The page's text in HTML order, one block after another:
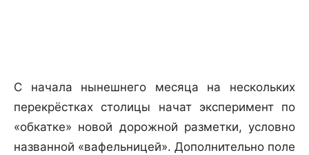
С начала нынешнего месяца на нескольких
перекрёстках столицы начат эксперимент по
«обкатке» новой дорожной разметки, условно
названной «вафельницей». Дополнительно поле